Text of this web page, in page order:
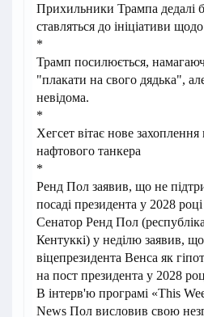
Прихильники Трампа дедалі
ставляться до ініціативи
*
Трамп посилюється,
"плакати на свого дядька",
невідома.
*
Хегсет вітає нове захоплення
нафтового танкера
*
Ренд Пол заявив, що не
посаді президента у 2028 році
Сенатор Ренд Пол
Кентуккі) у неділю заявив,
віцепрезидента Венса як
на пост президента у 2028
В інтерв'ю програмі «This
News Пол висловив свою